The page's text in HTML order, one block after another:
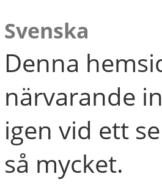
Svenska
Denna
närvarande
igen vid ett
så mycket.